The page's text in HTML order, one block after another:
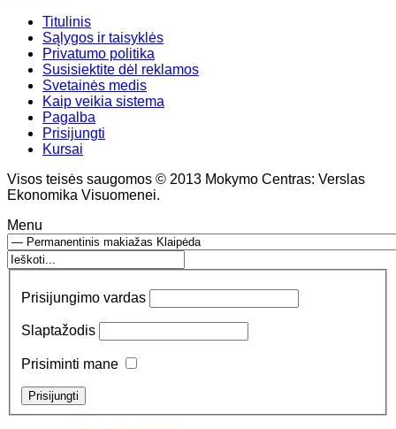
Titulinis
Sąlygos ir taisyklės
Privatumo politika
Susisiektite dėl reklamos
Svetainės medis
Kaip veikia sistema
Pagalba
Prisijungti
Kursai
Visos teisės saugomos © 2013 Mokymo Centras: Verslas
Ekonomika Visuomenei.
Menu
Prisijungimo vardas
Slaptažodis
Prisiminti mane